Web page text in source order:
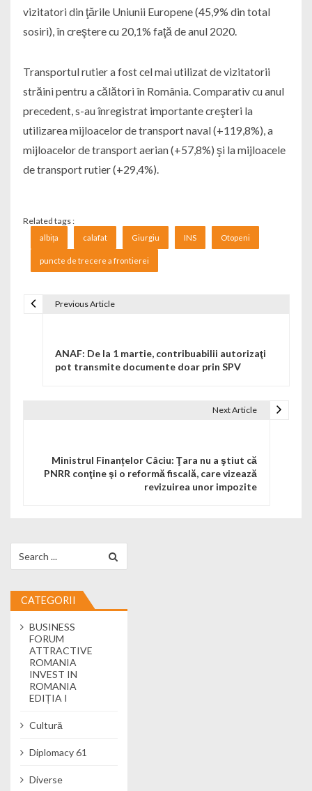
vizitatori din ţările Uniunii Europene (45,9% din total
sosiri), în creştere cu 20,1% faţă de anul 2020.
Transportul rutier a fost cel mai utilizat de vizitatorii
străini pentru a călători în România. Comparativ cu anul
precedent, s-au înregistrat importante creşteri la
utilizarea mijloacelor de transport naval (+119,8%), a
mijloacelor de transport aerian (+57,8%) şi la mijloacele
de transport rutier (+29,4%).
Related tags :
albița calafat Giurgiu INS Otopeni
puncte de trecere a frontierei
Previous Article
ANAF: De la 1 martie, contribuabilii autorizaţi
pot transmite documente doar prin SPV
Next Article
Ministrul Finanțelor Câciu: Ţara nu a ştiut că
PNRR conţine şi o reformă fiscală, care vizează
revizuirea unor impozite
CATEGORII
BUSINESS
FORUM
ATTRACTIVE
ROMANIA
INVEST IN
ROMANIA
EDIȚIA I
Cultură
Diplomacy 61
Diverse